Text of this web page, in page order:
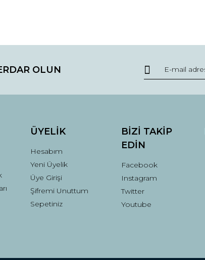
OLUN
ÜYELİK
Hesabım
Yeni Üyelik
Üye Girişi
Şifremi Unuttum
Sepetiniz
BİZİ TAKİP
EDİN
Facebook
Instagram
Twitter
Youtube